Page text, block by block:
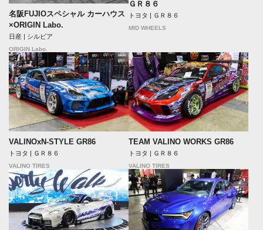
名阪FUJIOスペシャル カーハウス
×ORIGIN Labo.
日産 | シルビア
ORIGIN Labo.
ＧＲ８６
トヨタ | ＧＲ８６
MID WHEELS
VALINOxN-STYLE GR86
トヨタ | ＧＲ８６
VALINO TIRES
TEAM VALINO WORKS GR86
トヨタ | ＧＲ８６
VALINO TIRES